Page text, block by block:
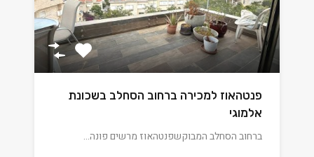
פנטהאוז למכירה ברחוב הסחלב בשכונת
אלמוגי
ברחוב הסחלב המבוקשפנטהאוז מרשים פונה…